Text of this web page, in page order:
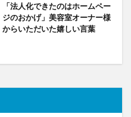
「法人化できたのはホームペー
ジのおかげ」美容室オーナー様
からいただいた嬉しい言葉